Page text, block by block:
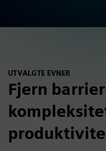
UTVALGTE EVNER
Fjern